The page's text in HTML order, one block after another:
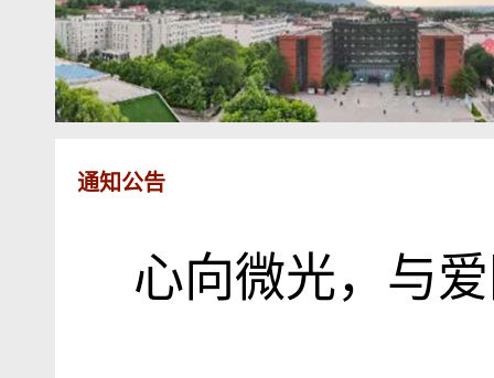
通知公告
心向微光，与